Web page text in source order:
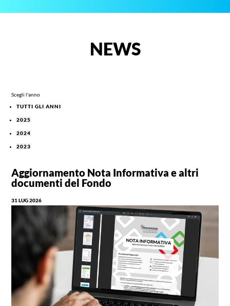
NEWS
Scegli l'anno
TUTTI GLI ANNI
2025
2024
2023
Aggiornamento Nota Informativa e altri
documenti del Fondo
31 LUG 2026